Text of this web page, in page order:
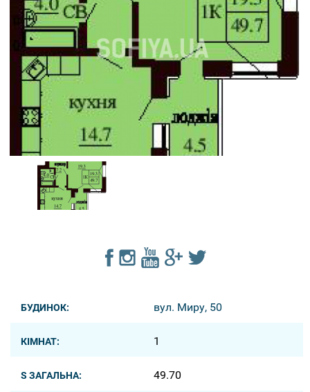
БУДИНОК: вул. Миру, 50
КІМНАТ: 1
S ЗАГАЛЬНА: 49.70